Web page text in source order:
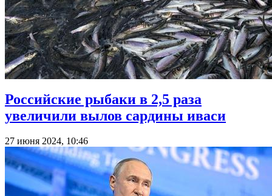
Российские рыбаки в 2,5 раза
увеличили вылов сардины иваси
27 июня 2024, 10:46